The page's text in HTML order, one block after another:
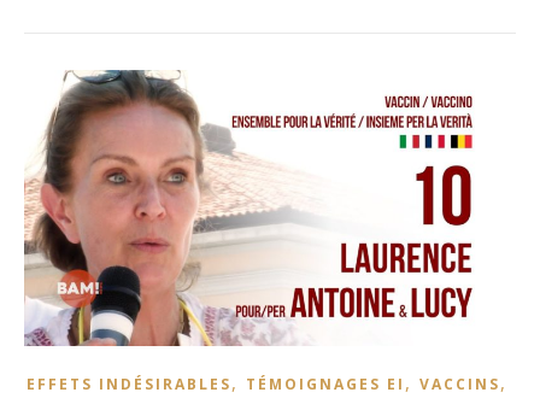
EFFETS INDÉSIRABLES, TÉMOIGNAGES EI , VACCINS,